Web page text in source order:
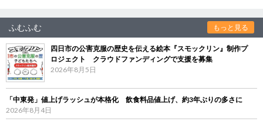
ふむふむ もっと見る
四日市の公害克服の歴史を伝える絵本『スモックリン』制作プ
ロジェクト クラウドファンディングで支援を募集
2026年8月5日
「中東発」値上げラッシュが本格化 飲食料品値上げ、約3年ぶりの多さに
2026年8月4日